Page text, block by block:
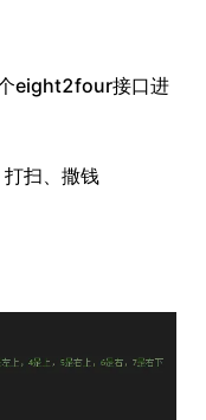
eight2four接口进
扫、撒钱